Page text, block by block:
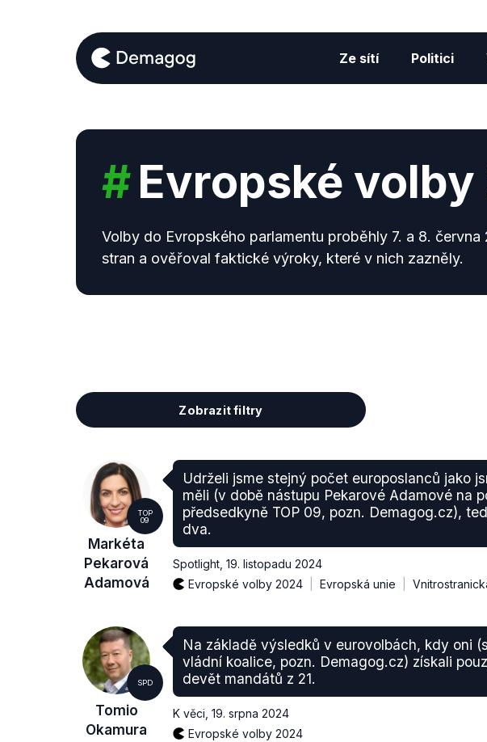
Ze sítí Politici
#Evropské
Volby do Evropského parlamentu proběhly 7. a 8.
stran a ověřoval faktické výroky, které v nich zazněly.
Zobrazit filtry
TOP
09
Markéta
Pekarová
Adamová
Udrželi jsme stejný počet europoslanců jako
měli (v době nástupu Pekarové Adamové na
předsedkyně TOP 09, pozn. Demagog.cz),
dva.
Spotlight 19. listopadu 2024
Evropské volby 2024
Evropská unie
SPD
Tomio
Okamura
Na základě výsledků v eurovolbách, kdy oni
vládní koalice, pozn. Demagog.cz) získali
devět mandátů z 21.
K věci 19. srpna 2024
Evropské volby 2024